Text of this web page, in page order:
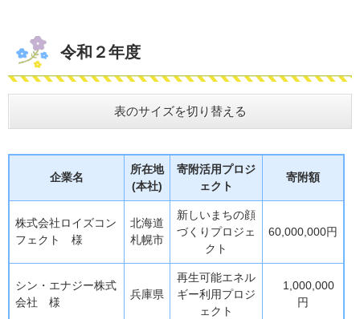
令和２年度
表のサイズを切り替える
企業名
所在地
(本社)
寄附活用プロジ
ェクト
寄附額
株式会社ロイズコン
フェクト 様
北海道
札幌市
新しいまちの顔
づくりプロジェ
クト
60,000,000円
シン・エナジー株式
会社 様
兵庫県
再生可能エネル
ギー利用プロジ
ェクト
1,000,000
円